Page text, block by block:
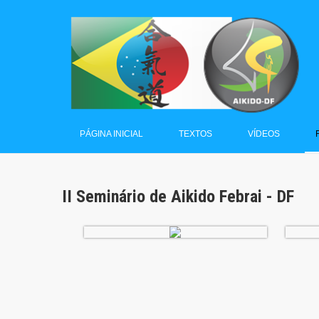
PÁGINA INICIAL TEXTOS VÍDEOS
II Seminário de Aikido Febrai - DF